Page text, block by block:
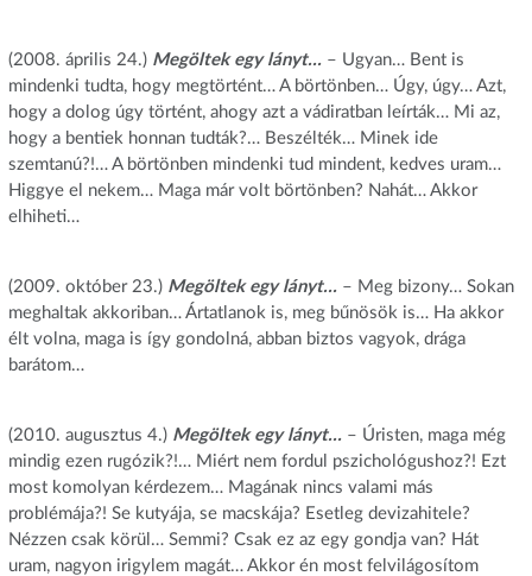
(2008. április 24.) Megöltek egy lányt…– Ugyan… Bent is
mindenki tudta, hogy megtörtént… A börtönben… Úgy, úgy… Azt,
hogy a dolog úgy történt, ahogy azt a vádiratban leírták… Mi az,
hogy a bentiek honnan tudták?… Beszélték… Minek ide
szemtanú?!… A börtönben mindenki tud mindent, kedves uram…
Higgye el nekem… Maga már volt börtönben? Nahát… Akkor
elhiheti…
(2009. október 23.) Megöltek egy lányt…– Meg bizony… Sokan
meghaltak akkoriban… Ártatlanok is, meg bűnösök is… Ha akkor
élt volna, maga is így gondolná, abban biztos vagyok, drága
barátom…
(2010. augusztus 4.) Megöltek egy lányt…– Úristen, maga még
mindig ezen rugózik?!… Miért nem fordul pszichológushoz?! Ezt
most komolyan kérdezem… Magának nincs valami más
problémája?! Se kutyája, se macskája? Esetleg devizahitele?
Nézzen csak körül… Semmi? Csak ez az egy gondja van? Hát
uram, nagyon irigylem magát… Akkor én most felvilágosítom